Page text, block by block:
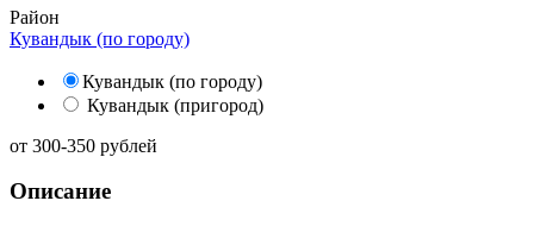
Район
Кувандык (по городу)
Кувандык (по городу)
Кувандык (пригород)
от 300-350 рублей
Описание